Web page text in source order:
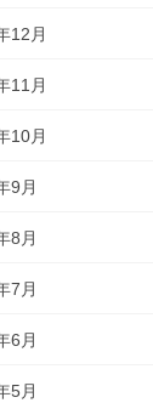
12月
11月
10月
9月
8月
7月
6月
5月